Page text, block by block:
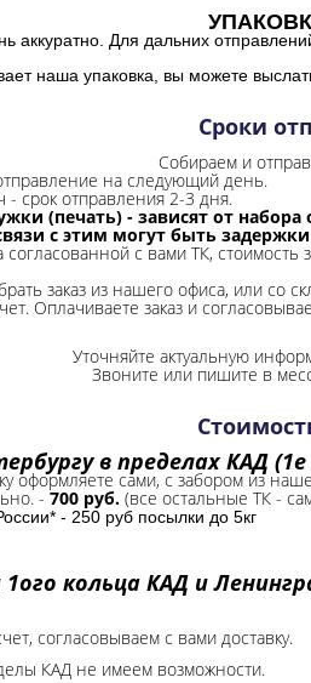
аккуратно. Для дальних
наша упаковка, вы можете
Сроки
Собираем и
на следующий день.
срок отправления 2-3 дня.
(печать) - зависят от
с этим могут быть
согласованной с вами ТК,
заказ из нашего офиса, или со
Оплачиваете заказ и
Уточняйте актуальную
Звоните или пишите в
в пределах КАД (1е
оформляете сами, с забором из
- 700 руб. (все остальные ТК -
- 250 руб посылки до 5кг
кольца КАД и
согласовываем с вами доставку.
КАД не имеем возможности.​